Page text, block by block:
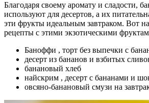
Благодаря своему аромату и сладости,
используют для десертов, а их
эти фрукты идеальным завтраком. Вот
рецепты с этими экзотическими
Баноффи , торт без выпечки с
десерт из бананов и взбитых
банановый хлеб
найскрим , десерт с бананами и
овсяно-банановый смузи на